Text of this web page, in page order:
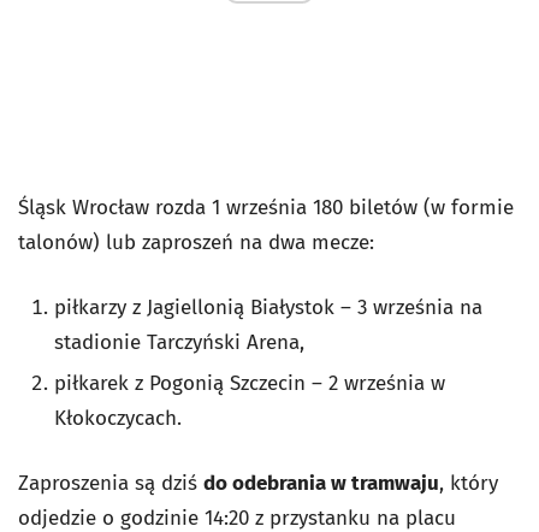
Śląsk Wrocław rozda 1 września 180 biletów (w formie
talonów) lub zaproszeń na dwa mecze:
piłkarzy z Jagiellonią Białystok – 3 września na
stadionie Tarczyński Arena,
piłkarek z Pogonią Szczecin – 2 września w
Kłokoczycach.
Zaproszenia są dziś do odebrania w tramwaju, który
odjedzie o godzinie 14:20 z przystanku na placu